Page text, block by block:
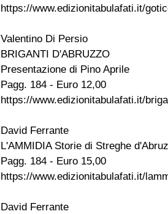
https://www.edizionitabulafati.it/
Valentino Di Persio
BRIGANTI D'ABRUZZO
Presentazione di Pino Aprile
Pagg. 184 - Euro 12,00
https://www.edizionitabulafati.it/
David Ferrante
L'AMMIDIA Storie di Streghe
Pagg. 184 - Euro 15,00
https://www.edizionitabulafati.it/
David Ferrante